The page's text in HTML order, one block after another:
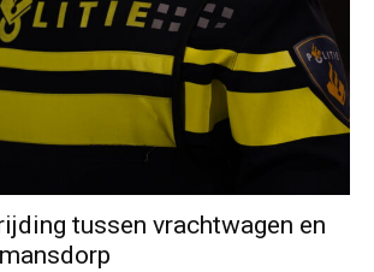
tussen vrachtwagen en